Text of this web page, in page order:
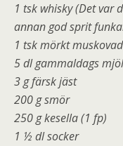
1 tsk whisky (Det var
annan god sprit
1 tsk mörkt
5 dl gammaldags
3 g färsk jäst
200 g smör
250 g kesella (1 fp)
1 ½ dl socker